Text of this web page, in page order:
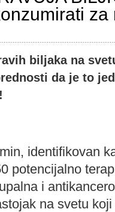
biljaka na
da je to
identifikovan
potencijalno
i
na svetu